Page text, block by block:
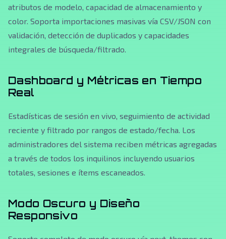
atributos de modelo, capacidad de almacenamiento y
color. Soporta importaciones masivas vía CSV/JSON con
validación, detección de duplicados y capacidades
integrales de búsqueda/filtrado.
Dashboard y Métricas en Tiempo
Real
Estadísticas de sesión en vivo, seguimiento de actividad
reciente y filtrado por rangos de estado/fecha. Los
administradores del sistema reciben métricas agregadas
a través de todos los inquilinos incluyendo usuarios
totales, sesiones e ítems escaneados.
Modo Oscuro y Diseño
Responsivo